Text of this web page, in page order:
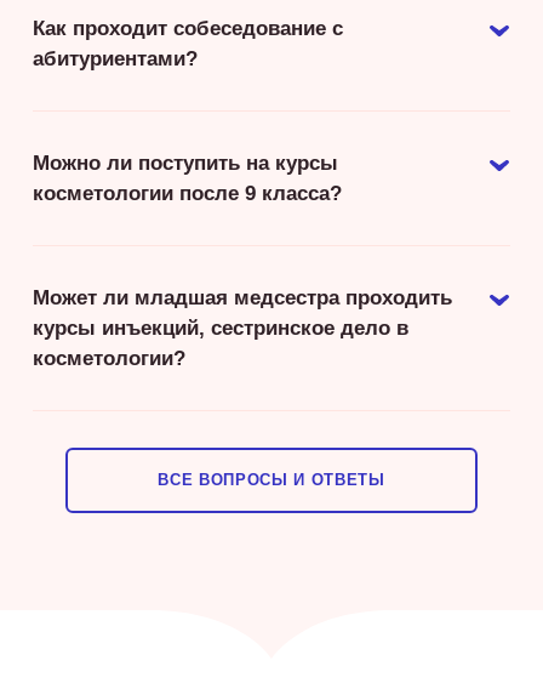
Как проходит собеседование с
абитуриентами?
Можно ли поступить на курсы
косметологии после 9 класса?
Может ли младшая медсестра проходить
курсы инъекций, сестринское дело в
косметологии?
ВСЕ ВОПРОСЫ И ОТВЕТЫ